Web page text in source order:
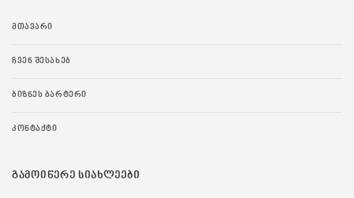
ᲛᲗᲐᲕᲐᲠᲘ
ᲩᲕᲔᲜ ᲨᲔᲡᲐᲮᲔᲑ
ᲑᲘᲖᲜᲔᲡ ᲑᲐᲠᲢᲔᲠᲘ
ᲙᲝᲜᲢᲐᲥᲢᲘ
ᲒᲐᲛᲝᲘᲬᲔᲠᲔ ᲡᲘᲐᲮᲚᲔᲔᲑᲘ